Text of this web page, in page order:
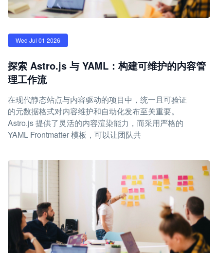
Wed Jul 01 2026
探索 Astro.js 与 YAML：构建可维护的内容管
理工作流
在现代静态站点与内容驱动的项目中，统一且可验证
的元数据格式对内容维护和自动化发布至关重要。
Astro.js 提供了灵活的内容渲染能力，而采用严格的
YAML Frontmatter 模板，可以让团队共